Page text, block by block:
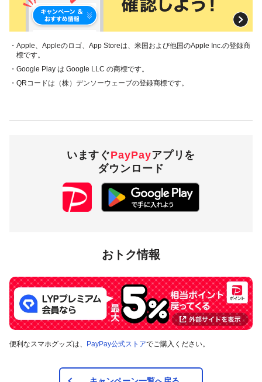
対象外のお
支払い
PayPayクレジット、クレジットカード
（※1）、他社カード利用券、PayPay商品
100ポイント／月
（お支払い1回につき上限10pt・10回まで
をご確認ください。
一部の三井住友カードが対象です
キャンペーン対象ユーザー
イミングで、満12歳以上満18歳以下であること※
キャンペーン期間途中でも、満19歳になった時点でキャンペーンの対象外
となります。
注意事項
キャンペーンの適用について
・Apple、Appleのロゴ、App Storeは、米国および他国のApple Inc.の登録商
標です。
・Google Play は Google LLC の商標です。
・QRコードは（株）デンソーウェーブの登録商標です。
いますぐPayPayアプリを
ダウンロード
おトク情報
便利なスマホグッズは、 PayPay公式ストアでご購入ください。